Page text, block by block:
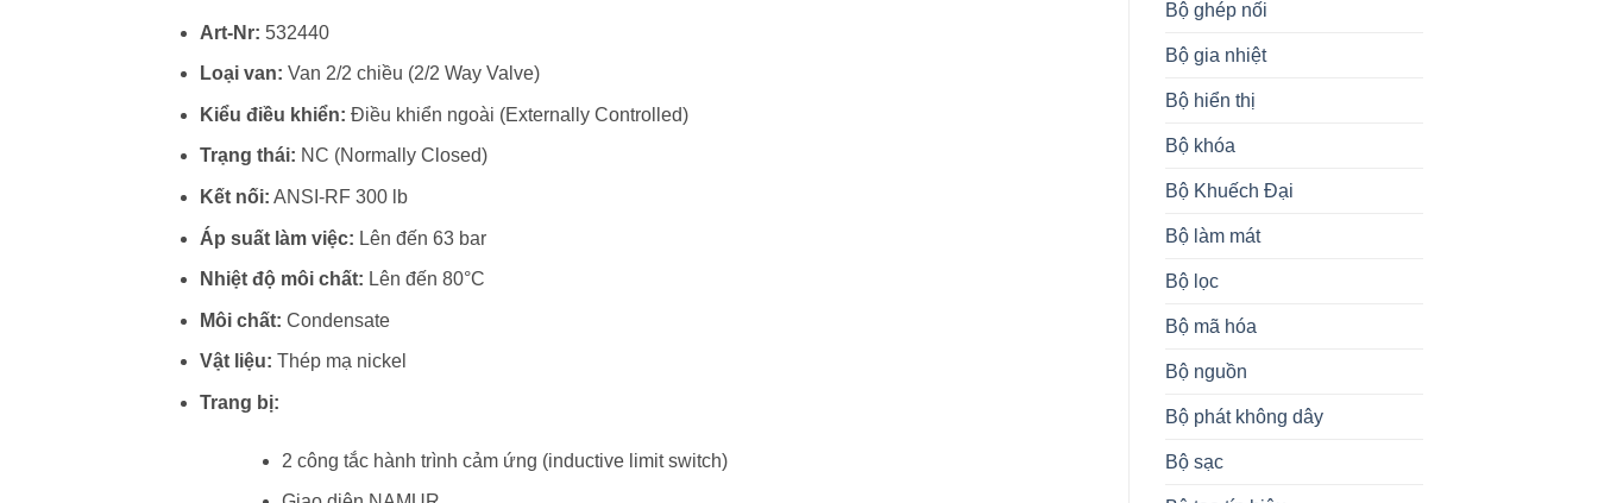
Bộ ghép nối
Bộ gia nhiệt
Bộ hiển thị
Bộ khóa
Bộ Khuếch Đại
Bộ làm mát
Bộ lọc
Bộ mã hóa
Bộ nguồn
Bộ phát không dây
Bộ sạc
Art-Nr: 532440
Loại van: Van 2/2 chiều (2/2 Way Valve)
Kiểu điều khiển: Điều khiển ngoài (Externally Controlled)
Trạng thái: NC (Normally Closed)
Kết nối: ANSI-RF 300 lb
Áp suất làm việc: Lên đến 63 bar
Nhiệt độ môi chất: Lên đến 80°C
Môi chất: Condensate
Vật liệu: Thép mạ nickel
Trang bị:
2 công tắc hành trình cảm ứng (inductive limit switch)